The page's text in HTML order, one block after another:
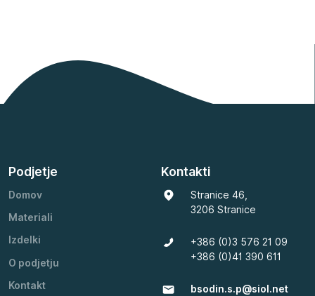
Podjetje
Domov
Materiali
Izdelki
O podjetju
Kontakt
Kontakti
Stranice 46,
3206 Stranice
+386 (0)3 576 21 09
+386 (0)41 390 611
bsodin.s.p@siol.net